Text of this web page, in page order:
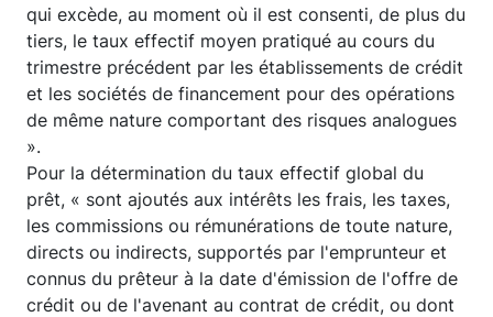
qui excède, au moment où il est consenti, de plus du
tiers, le taux effectif moyen pratiqué au cours du
trimestre précédent par les établissements de crédit
et les sociétés de financement pour des opérations
de même nature comportant des risques analogues
».
Pour la détermination du taux effectif global du
prêt, « sont ajoutés aux intérêts les frais, les taxes,
les commissions ou rémunérations de toute nature,
directs ou indirects, supportés par l'emprunteur et
connus du prêteur à la date d'émission de l'offre de
crédit ou de l'avenant au contrat de crédit, ou dont